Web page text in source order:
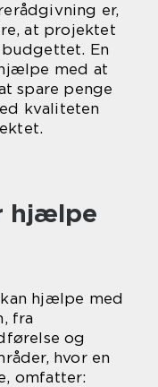
er,
at projektet
En
med at
spare penge
kvaliteten
hjælpe
hjælpe med
fra
og
hvor en
omfatter: